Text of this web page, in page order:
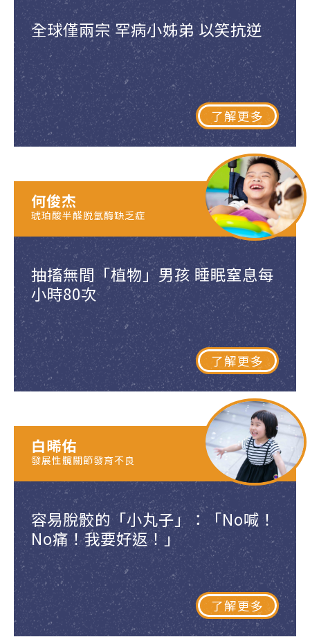
全球僅兩宗 罕病小姊弟 以笑抗逆
了解更多
抽搐無間「植物」男孩 睡眠窒息每
小時80次
了解更多
何俊杰
琥珀酸半醛脱氫酶缺乏症
容易脫骹的「小丸子」：「No喊！
No痛！我要好返！」
了解更多
白晞佑
發展性髖關節發育不良